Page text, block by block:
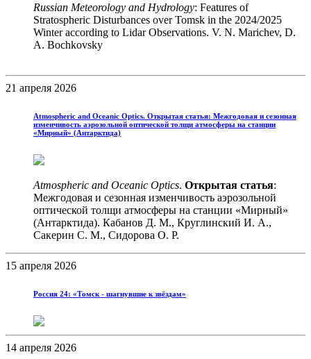
Russian Meteorology and Hydrology: Features of
Stratospheric Disturbances over Tomsk in the 2024/2025
Winter according to Lidar Observations. V. N. Marichev, D.
A. Bochkovsky
21 апреля 2026
Atmospheric and Oceanic Optics. Открытая статья: Межгодовая и сезонная
изменчивость аэрозольной оптической толщи атмосферы на станции
«Мирный» (Антарктида)
Atmospheric and Oceanic Optics. Открытая статья:
Межгодовая и сезонная изменчивость аэрозольной
оптической толщи атмосферы на станции «Мирный»
(Антарктида). Кабанов Д. М., Круглинский И. А.,
Сакерин С. М., Сидорова О. Р.
15 апреля 2026
Россия 24: «Томск - шагнувшие к звёздам»
14 апреля 2026